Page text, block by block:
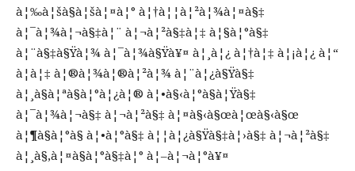
à¦‰à¦šà§à¦šà¦¤à¦° à¦†à¦¦à¦²à¦¾à¦¤à§‡
à¦¯à¦¾à¦¬à§‡à¦¨ à¦¬à¦²à§‡à¦‡ à¦§à¦°à§‡
à¦¨à§‡à§Ÿà¦¾ à¦¯à¦¾à§Ÿà¥¤ à¦¸à¦¿ à¦†à¦‡ à¦¡à¦¿ à¦“
à¦à¦‡ à¦®à¦¾à¦®à¦²à¦¾ à¦¨à¦¿à§Ÿà§‡
à¦¸à§à¦ªà§à¦°à¦¿à¦® à¦•à§‹à¦°à§à¦Ÿà§‡
à¦¯à¦¾à¦¬à§‡ à¦¬à¦²à§‡ à¦¤à§‹à§œà¦œà§‹à§œ
à¦¶à§à¦°à§ à¦•à¦°à§‡ à¦¦à¦¿à§Ÿà§‡à¦›à§‡ à¦¬à¦²à§‡
à¦¸à§‚à¦¤à§à¦°à§‡à¦° à¦–à¦¬à¦°à¥¤